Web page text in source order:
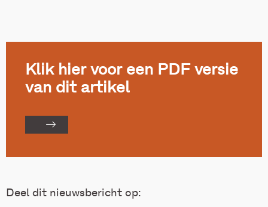
Klik hier voor een PDF versie
van dit artikel
Deel dit nieuwsbericht op: